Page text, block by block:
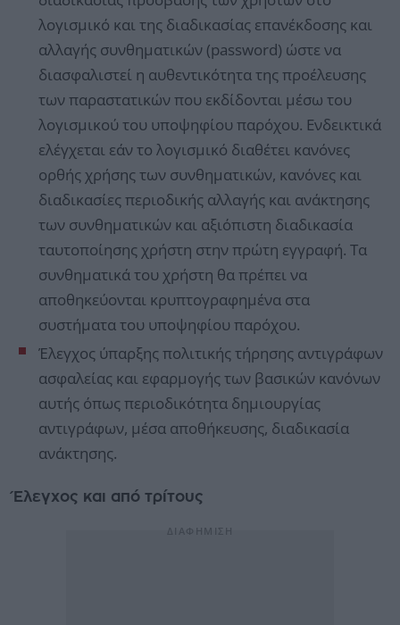
λογισμικό και της διαδικασίας επανέκδοσης και
αλλαγής συνθηματικών (password) ώστε να
διασφαλιστεί η αυθεντικότητα της προέλευσης
των παραστατικών που εκδίδονται μέσω του
λογισμικού του υποψηφίου παρόχου. Ενδεικτικά
ελέγχεται εάν το λογισμικό διαθέτει κανόνες
ορθής χρήσης των συνθηματικών, κανόνες και
διαδικασίες περιοδικής αλλαγής και ανάκτησης
των συνθηματικών και αξιόπιστη διαδικασία
ταυτοποίησης χρήστη στην πρώτη εγγραφή. Τα
συνθηματικά του χρήστη θα πρέπει να
αποθηκεύονται κρυπτογραφημένα στα
συστήματα του υποψηφίου παρόχου.
Έλεγχος ύπαρξης πολιτικής τήρησης αντιγράφων
ασφαλείας και εφαρμογής των βασικών κανόνων
αυτής όπως περιοδικότητα δημιουργίας
αντιγράφων, μέσα αποθήκευσης, διαδικασία
ανάκτησης.
Έλεγχος και από τρίτους